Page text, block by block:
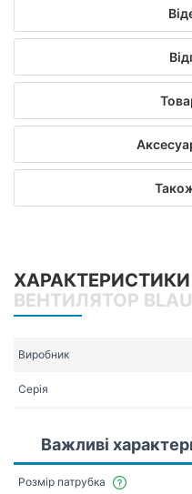
ХАРАКТЕРИСТИКИ
ВЕНТИЛЯТОР
Виробник
Серія
Важливі
Розмір патрубка